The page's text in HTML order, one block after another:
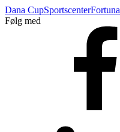
Dana CupSportscenterFortuna
Følg med